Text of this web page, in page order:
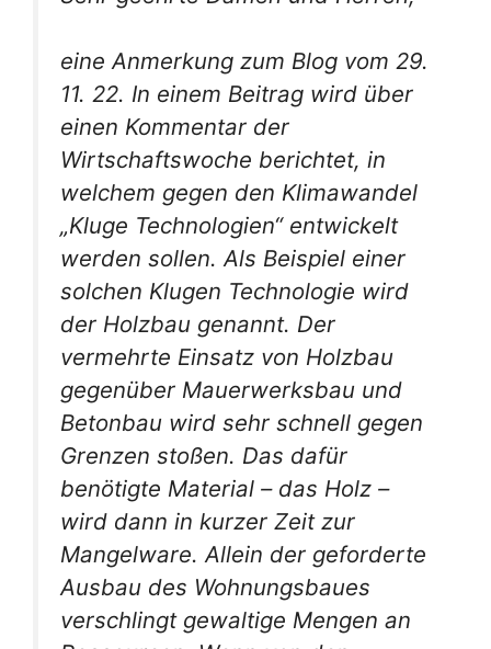
eine Anmerkung zum Blog vom 29.
11. 22. In einem Beitrag wird über
einen Kommentar der
Wirtschaftswoche berichtet, in
welchem gegen den Klimawandel
„Kluge Technologien“ entwickelt
werden sollen. Als Beispiel einer
solchen Klugen Technologie wird
der Holzbau genannt. Der
vermehrte Einsatz von Holzbau
gegenüber Mauerwerksbau und
Betonbau wird sehr schnell gegen
Grenzen stoßen. Das dafür
benötigte Material – das Holz –
wird dann in kurzer Zeit zur
Mangelware. Allein der geforderte
Ausbau des Wohnungsbaues
verschlingt gewaltige Mengen an